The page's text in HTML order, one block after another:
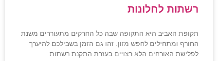
רשתות לחלונות
תקופת האביב היא התקופה שבה כל החרקים מתעוררים משנת
החורף ומתחילים לחפש מזון. זהו גם הזמן בשבילכם להיערך
לפלישת האורחים הלא רצויים בעזרת התקנת רשתות